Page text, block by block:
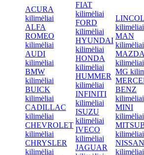
ACURA
kilimėliai
ALFA
ROMEO
kilimėliai
AUDI
kilimėliai
BMW
kilimėliai
BUICK
kilimėliai
CADILLAC
kilimėliai
CHEVROLET
kilimėliai
CHRYSLER
kilimėliai
FIAT
kilimėliai
FORD
kilimėliai
HYUNDAI
kilimėliai
HONDA
kilimėliai
HUMMER
kilimėliai
INFINITI
kilimėliai
ISUZU
kilimėliai
IVECO
kilimėliai
JAGUAR
kilimėliai
MAN
kilimėliai
MAZDA
kilimėliai
MG
BENZ
kilimėliai
MINI
kilimėliai
kilimėliai
NISSAN
kilimėliai